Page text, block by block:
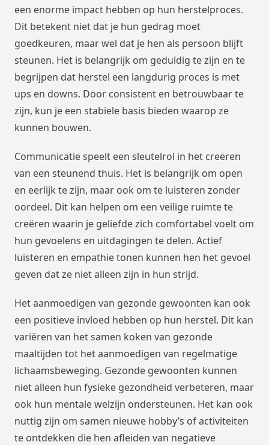
een enorme impact hebben op hun herstelproces.
Dit betekent niet dat je hun gedrag moet
goedkeuren, maar wel dat je hen als persoon blijft
steunen. Het is belangrijk om geduldig te zijn en te
begrijpen dat herstel een langdurig proces is met
ups en downs. Door consistent en betrouwbaar te
zijn, kun je een stabiele basis bieden waarop ze
kunnen bouwen.
Communicatie speelt een sleutelrol in het creëren
van een steunend thuis. Het is belangrijk om open
en eerlijk te zijn, maar ook om te luisteren zonder
oordeel. Dit kan helpen om een veilige ruimte te
creëren waarin je geliefde zich comfortabel voelt om
hun gevoelens en uitdagingen te delen. Actief
luisteren en empathie tonen kunnen hen het gevoel
geven dat ze niet alleen zijn in hun strijd.
Het aanmoedigen van gezonde gewoonten kan ook
een positieve invloed hebben op hun herstel. Dit kan
variëren van het samen koken van gezonde
maaltijden tot het aanmoedigen van regelmatige
lichaamsbeweging. Gezonde gewoonten kunnen
niet alleen hun fysieke gezondheid verbeteren, maar
ook hun mentale welzijn ondersteunen. Het kan ook
nuttig zijn om samen nieuwe hobby’s of activiteiten
te ontdekken die hen afleiden van negatieve